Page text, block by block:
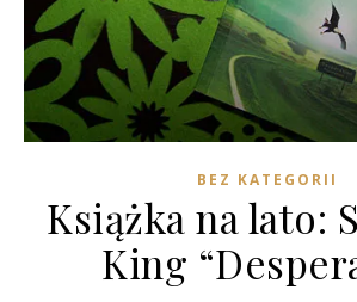
BEZ KATEGORII
Książka na lato:
King